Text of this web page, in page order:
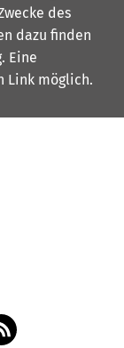
des
dazu finden
. Eine
Link möglich.